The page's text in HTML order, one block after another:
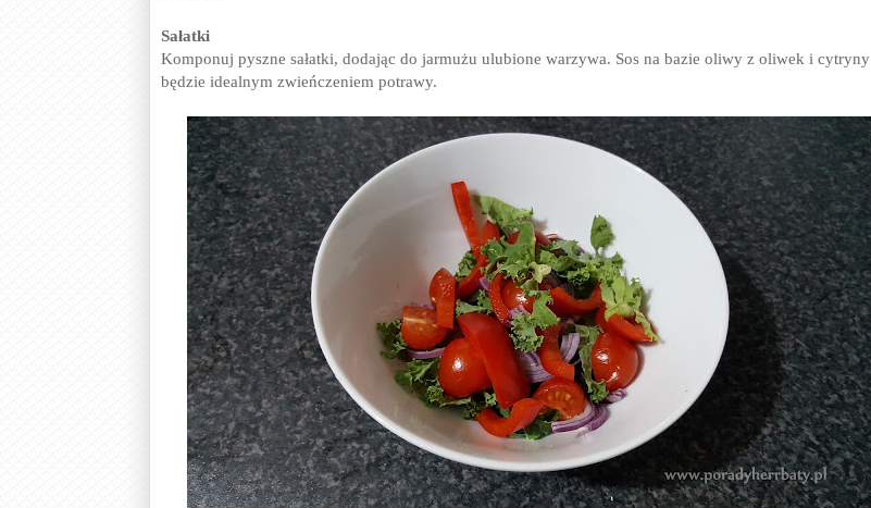
Sałatki
Komponuj pyszne sałatki, dodając do jarmużu ulubione warzywa. Sos na bazie oliwy z oliwek i cytryny
będzie idealnym zwieńczeniem potrawy.